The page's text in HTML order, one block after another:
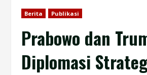
Berita Publikasi
Prabowo dan
Diplomasi